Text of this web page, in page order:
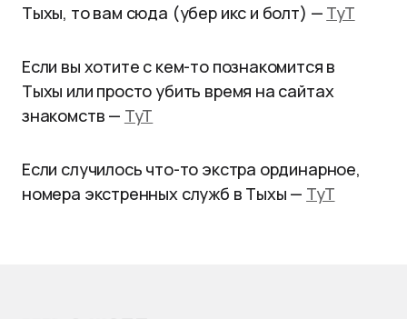
Тыхы, то вам сюда (убер икс и болт) — ТуТ
Если вы хотите с кем-то познакомится в
Тыхы или просто убить время на сайтах
знакомств — ТуТ
Если случилось что-то экстра ординарное,
номера экстренных служб в Тыхы — ТуТ